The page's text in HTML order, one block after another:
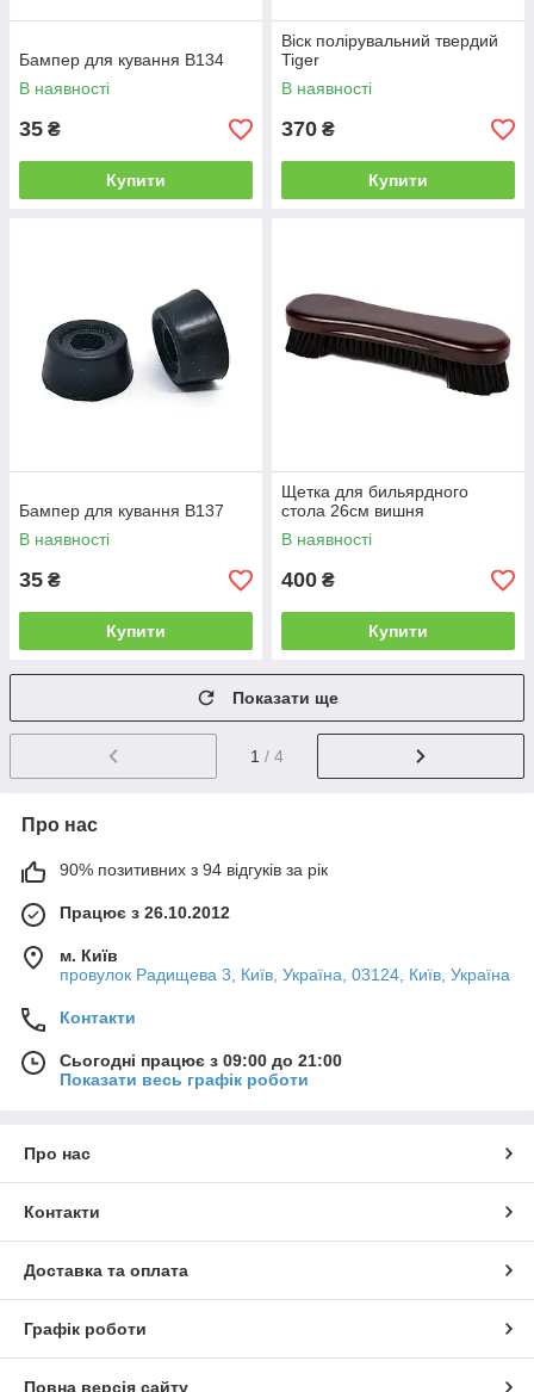
Бампер для кування B134
В наявності
35 ₴
Купити
Віск полірувальний твердий
Tiger
В наявності
370 ₴
Купити
Бампер для кування B137
В наявності
35 ₴
Купити
Щетка для бильярдного
стола 26см вишня
В наявності
400 ₴
Купити
Показати ще
1 / 4
Про нас
90% позитивних з 94 відгуків за рік
Працює з 26.10.2012
м. Київ
провулок Радищева 3, Київ, Україна, 03124, Київ, Україна
Контакти
Сьогодні працює з 09:00 до 21:00
Показати весь графік роботи
Про нас
Контакти
Доставка та оплата
Графік роботи
Повна версія сайту